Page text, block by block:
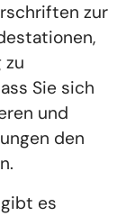
zur
zu
Sie sich
und
den
es